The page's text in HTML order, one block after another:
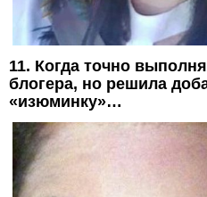
11. Когда точно
блогера, но решила
«изюминку»…